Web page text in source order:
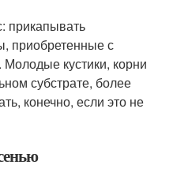
прикапывать
приобретенные с
кустики, корни
субстрате, более
конечно, если это не